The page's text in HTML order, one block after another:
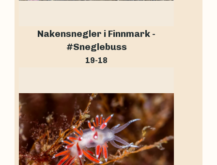
Nakensnegler i Finnmark -
#Sneglebuss
19-18